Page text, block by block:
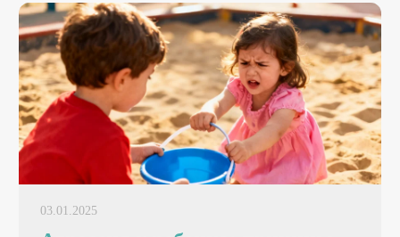
поле боя или хаос, где никто не понимает, кто за
что отвечает.
03.01.2025